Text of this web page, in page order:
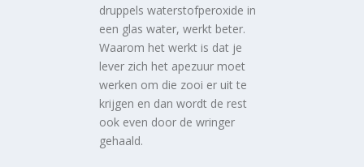
druppels waterstofperoxide in
een glas water, werkt beter.
Waarom het werkt is dat je
lever zich het apezuur moet
werken om die zooi er uit te
krijgen en dan wordt de rest
ook even door de wringer
gehaald.